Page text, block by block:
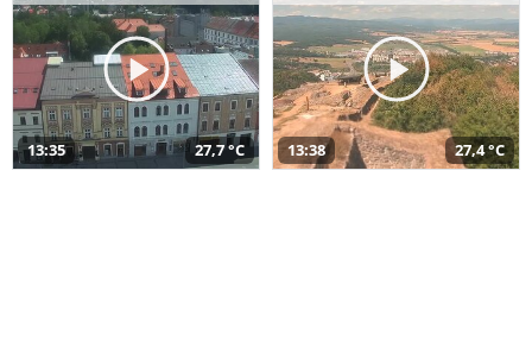
13:35 27,7 °C 13:38 27,4 °C